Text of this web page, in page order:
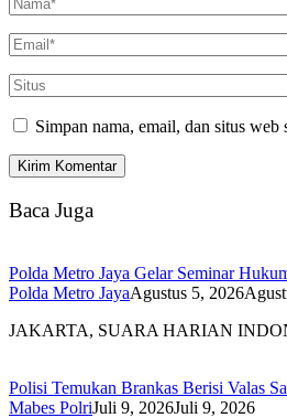
Simpan nama, email, dan situs
Baca Juga
Polda Metro Jaya Gelar Seminar
Polda Metro JayaAgustus 5, 2026
JAKARTA, SUARA HARIAN
Polisi Temukan Brankas Berisi Valas
Mabes PolriJuli 9, 2026Juli 9, 2026